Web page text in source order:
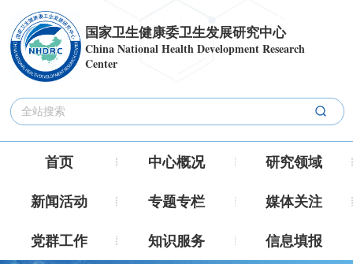
国家卫生健康委卫生发展研究中心
China National Health Development Research
Center
首页 中心概况
研究领域
新闻活动
专题专栏
媒体关注
党群工作
知识服务 信息填报